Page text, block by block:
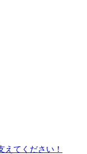
えてください！